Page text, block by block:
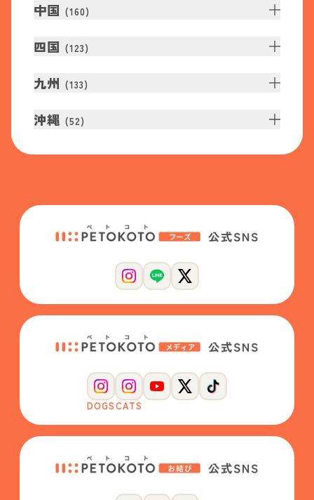
中国 (160)
四国 (123)
九州 (133)
沖縄 (52)
DOGSCATS